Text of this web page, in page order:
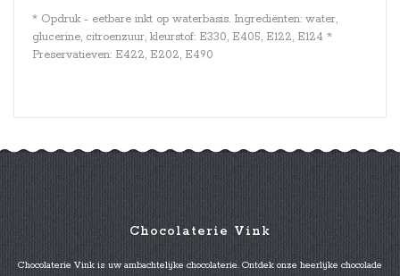
* Opdruk - eetbare inkt op waterbasis. Ingrediënten: water,
glucerine, citroenzuur, kleurstof: E330, E405, E122, E124 *
Preservatieven: E422, E202, E490
Chocolaterie Vink
Chocolaterie Vink is uw ambachtelijke chocolaterie. Ontdek onze heerlijke chocolade